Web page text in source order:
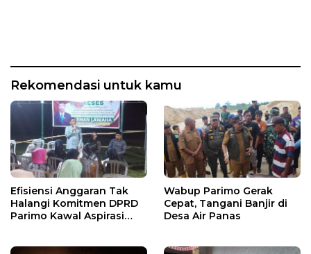
Rekomendasi untuk kamu
Efisiensi Anggaran Tak
Halangi Komitmen DPRD
Parimo Kawal Aspirasi
Wabup Parimo Gerak
Cepat, Tangani Banjir di
Desa Air Panas